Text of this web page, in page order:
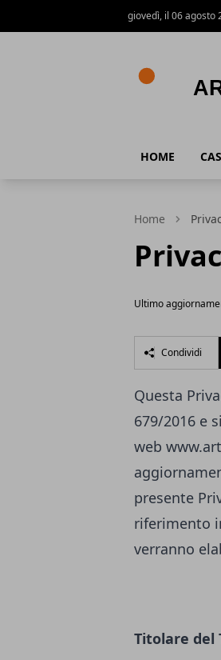
giovedì, il 06 agosto
HOME
Home
Ultimo
Condividi
Questa
679/2016 e
web
presente
riferimento
verranno
Titolare